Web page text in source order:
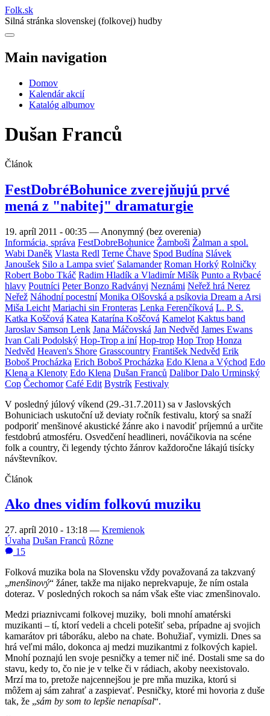
Folk.sk
Silná stránka slovenskej (folkovej) hudby
Main navigation
Domov
Kalendár akcií
Katalóg albumov
Dušan Franců
Článok
FestDobréBohunice zverejňujú prvé
mená z "nabitej" dramaturgie
19. apríl 2011 - 00:35 — Anonymný (bez overenia)
Informácia, správa FestDobreBohunice Žamboši Žalman a spol.
Wabi Daněk Vlasta Redl Terne Čhave Spod Budína Slávek
Janoušek Silo a Lampa svieť Salamander Roman Horký Rolničky
Robert Bobo Tkáč Radim Hladík a Vladimír Mišík Punto a Rybacé
hlavy Poutníci Peter Bonzo Radványi Neznámi Neřež hrá Nerez
Neřež Náhodní pocestní Monika Olšovská a psíkovia Dream a Arsi
Miša Leicht Mariachi sin Fronteras Lenka Ferenčíková L. P. S.
Katka Koščová Katea Katarína Koščová Kamelot Kaktus band
Jaroslav Samson Lenk Jana Máčovská Jan Nedvěd James Ewans
Ivan Cali Podolský Hop-Trop a iní Hop-trop Hop Trop Honza
Nedvěd Heaven's Shore Grasscountry František Nedvěd Erik
Boboš Procházka Erich Boboš Procházka Edo Klena a Východ Edo
Klena a Klenoty Edo Klena Dušan Franců Dalibor Dalo Urminský
Cop Čechomor Café Edit Bystrík Festivaly
V posledný júlový víkend (29.-31.7.2011) sa v Jaslovských
Bohuniciach uskutoční už deviaty ročník festivalu, ktorý sa snaží
podporiť menšinové akustické žánre ako i navodiť príjemnú a určite
festdobrú atmosféru. Osvedčení headlineri, nováčikovia na scéne
folk a country, či legendy týchto žánrov každoročne lákajú tisícky
návštevníkov.
Článok
Ako dnes vidím folkovú muziku
27. apríl 2010 - 13:18 — Kremienok
Úvaha Dušan Franců Rôzne
15
Folková muzika bola na Slovensku vždy považovaná za takzvaný
„menšinový“ žáner, takže ma nijako neprekvapuje, že ním ostala
doteraz. V posledných rokoch sa nám však ešte viac zmenšinovalo.
Medzi priaznivcami folkovej muziky, boli mnohí amatérski
muzikanti – tí, ktorí vedeli a chceli potešiť seba, prípadne aj svojich
kamarátov pri táboráku, alebo na chate. Bohužiaľ, vymizli. Dnes sa
hrá veľmi málo, dokonca aj medzi muzikantmi z folkových kapiel.
Mnohí poznajú len svoje pesničky a temer nič iné. Dostali sme sa do
stavu, kedy to, čo nie je v telke či v rádiach, akoby neexistovalo.
Mrzí ma to, pretože najcennejšou je pre mňa muzika, ktorú si
môžem aj sám zahrať a zaspievať. Pesničky, ktoré mi hovoria z duše
tak, že „sám by som to lepšie nenapísal“.